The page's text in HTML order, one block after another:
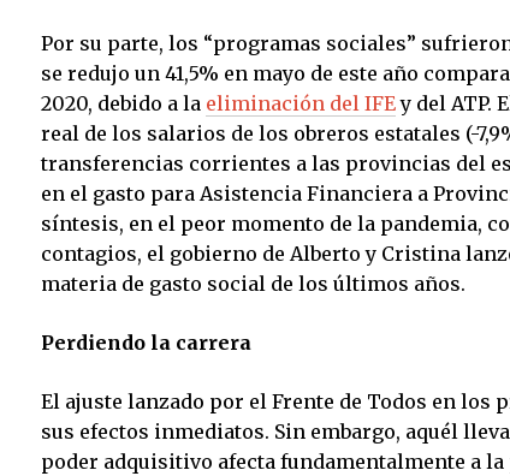
Por su parte, los “programas sociales”
se redujo un 41,5% en mayo de este año
2020, debido a la eliminación del IFEy del ATP.
real de los salarios de los obreros estatales (-
transferencias corrientes a las provincias del
en el gasto para Asistencia Financiera a
síntesis, en el peor momento de la pandemia,
contagios, el gobierno de Alberto y Cristina
materia de gasto social de los últimos años.
Perdiendo la carrera
El ajuste lanzado por el Frente de Todos en los
sus efectos inmediatos. Sin embargo, aquél
poder adquisitivo afecta fundamentalmente a